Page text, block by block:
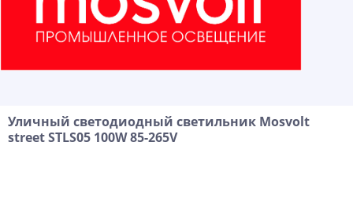
Уличный светодиодный светильник Mosvolt
street STLS05 100W 85-265V